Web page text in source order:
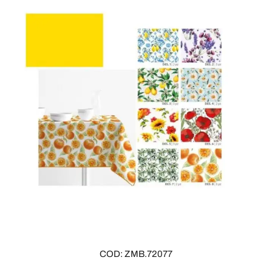
COD: ZMB.72077